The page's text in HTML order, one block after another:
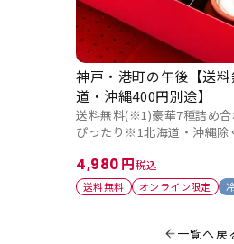
送料無料(※1)豪華7種詰め
ぴったり※1北海道・沖縄除
神戸・港町の午後【送
道・沖縄400円別途】
送料無料 オンライン限定
4,980 税込
一覧へ戻